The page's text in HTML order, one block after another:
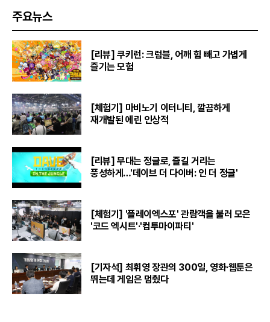
주요뉴스
[리뷰] 쿠키런: 크럼블, 어깨 힘 빼고 가볍게
즐기는 모험
[체험기] 마비노기 이터니티, 깔끔하게
재개발된 에린 인상적
[리뷰] 무대는 정글로, 즐길 거리는
풍성하게…'데이브 더 다이버: 인 더 정글'
[체험기] '플레이엑스포' 관람객을 불러 모은
'코드 엑시트'·'컴투마이파티'
[기자석] 최휘영 장관의 300일, 영화·웹툰은
뛰는데 게임은 멈췄다